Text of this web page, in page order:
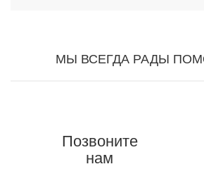
МЫ ВСЕГДА РАДЫ
Позвоните
нам